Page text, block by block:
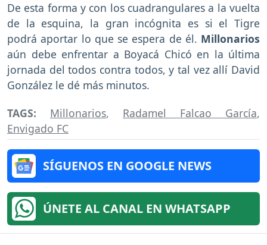
De esta forma y con los cuadrangulares a la vuelta
de la esquina, la gran incógnita es si el Tigre
podrá aportar lo que se espera de él. Millonarios
aún debe enfrentar a Boyacá Chicó en la última
jornada del todos contra todos, y tal vez allí David
González le dé más minutos.
TAGS: Millonarios, Radamel Falcao García,
Envigado FC
SÍGUENOS EN GOOGLE NEWS
ÚNETE AL CANAL EN WHATSAPP